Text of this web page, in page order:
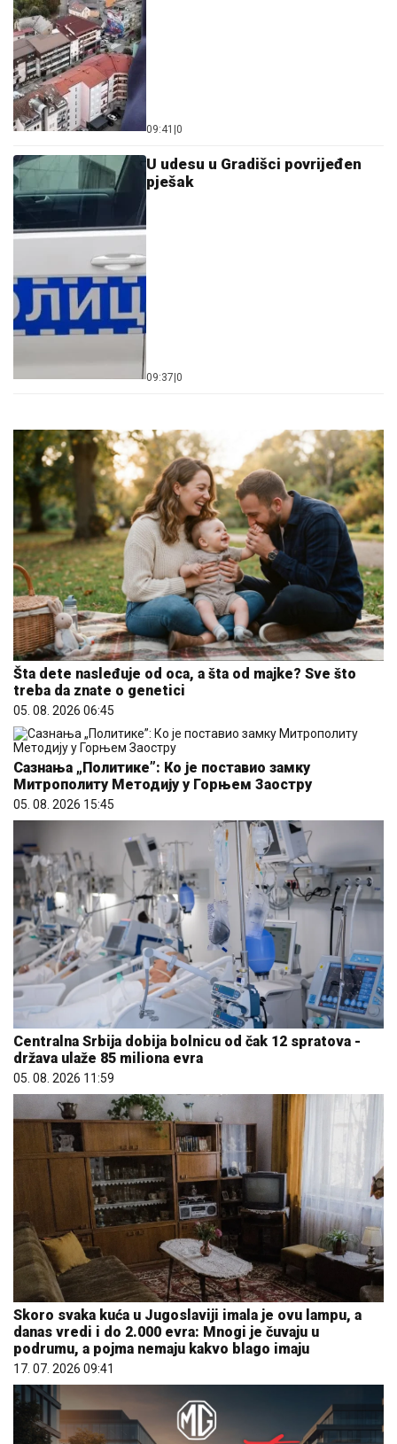
09:41 0
U udesu u Gradišci povrijeđen
pješak
09:37 0
Šta dete nasleđuje od oca, a šta od majke? Sve što
treba da znate o genetici
05. 08. 2026 06:45
Сазнања „Политике”: Ко је поставио замку
Митрополиту Методију у Горњем Заостру
05. 08. 2026 15:45
Centralna Srbija dobija bolnicu od čak 12 spratova -
država ulaže 85 miliona evra
05. 08. 2026 11:59
Skoro svaka kuća u Jugoslaviji imala je ovu lampu, a
danas vredi i do 2.000 evra: Mnogi je čuvaju u
podrumu, a pojma nemaju kakvo blago imaju
17. 07. 2026 09:41